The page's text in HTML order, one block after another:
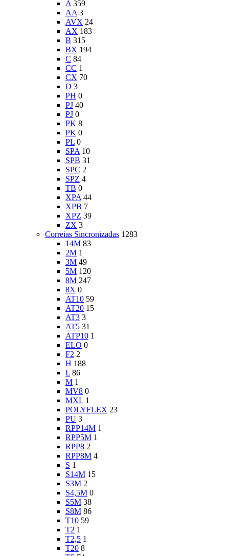
A 359
AA 3
AVX 24
AX 183
B 315
BX 194
C 84
CC 1
CX 70
D 3
PH 0
PJ 40
PJ 0
PK 8
PK 0
PL 0
SPA 10
SPB 31
SPC 2
SPZ 4
TB 0
XPA 44
XPB 7
XPZ 39
ZX 3
Correias Sincronizadas 1283
14M 83
2M 1
3M 49
5M 120
8M 247
8X 0
AT10 59
AT20 15
AT3 3
AT5 31
ATP10 1
ELO 0
F2 2
H 188
L 86
M 1
MV8 0
MXL 1
POLYFLEX 23
PU 3
RPP14M 1
RPP5M 1
RPP8 2
RPP8M 4
S 1
S14M 15
S3M 2
S4,5M 0
S5M 38
S8M 86
T10 59
T2 1
T2,5 1
T20 8